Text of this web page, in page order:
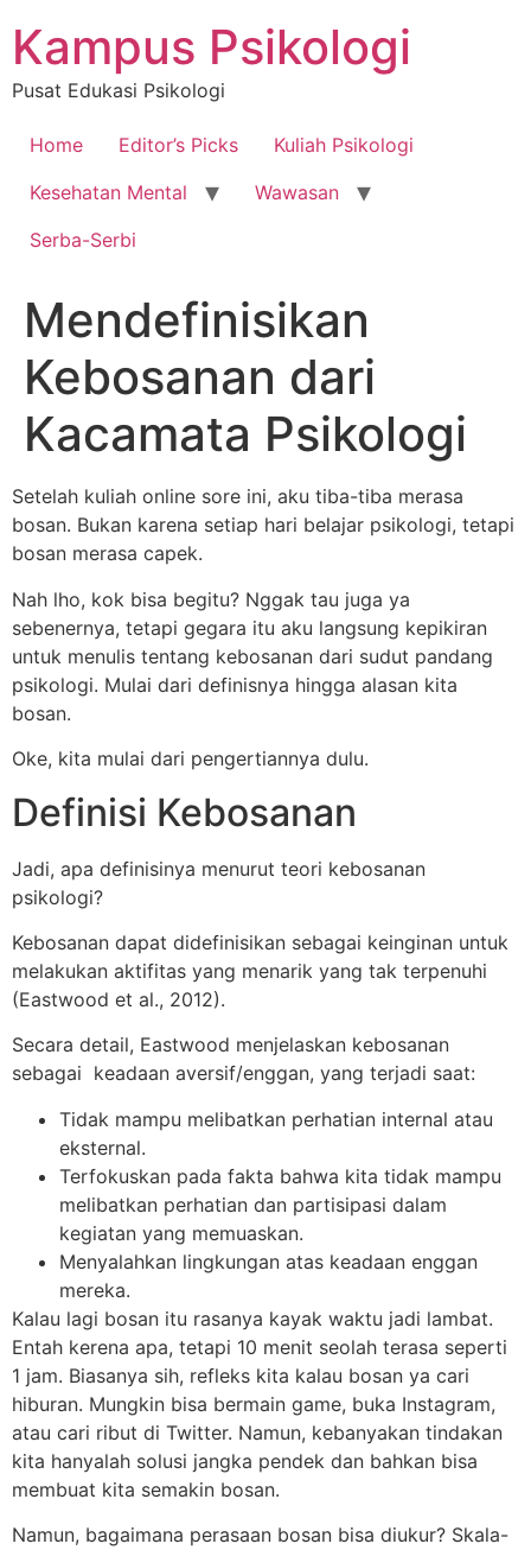
content
Kampus Psikologi
Pusat Edukasi Psikologi
Home Editor’s Picks
Kuliah Psikologi
Kesehatan Mental
Wawasan
Serba-Serbi
Mendefinisikan
Kebosanan dari
Kacamata Psikologi
Setelah kuliah online sore ini, aku tiba-tiba merasa
bosan. Bukan karena setiap hari belajar psikologi, tetapi
bosan merasa capek.
Nah lho, kok bisa begitu? Nggak tau juga ya
sebenernya, tetapi gegara itu aku langsung kepikiran
untuk menulis tentang kebosanan dari sudut pandang
psikologi. Mulai dari definisnya hingga alasan kita
bosan.
Oke, kita mulai dari pengertiannya dulu.
Definisi Kebosanan
Jadi, apa definisinya menurut teori kebosanan
psikologi?
Kebosanan dapat didefinisikan sebagai keinginan untuk
melakukan aktifitas yang menarik yang tak terpenuhi
(Eastwood et al., 2012).
Secara detail, Eastwood menjelaskan kebosanan
sebagai keadaan aversif/enggan, yang terjadi saat:
Tidak mampu melibatkan perhatian internal atau
eksternal.
Terfokuskan pada fakta bahwa kita tidak mampu
melibatkan perhatian dan partisipasi dalam
kegiatan yang memuaskan.
Menyalahkan lingkungan atas keadaan enggan
mereka.
Kalau lagi bosan itu rasanya kayak waktu jadi lambat.
Entah kerena apa, tetapi 10 menit seolah terasa seperti
1 jam. Biasanya sih, refleks kita kalau bosan ya cari
hiburan. Mungkin bisa bermain game, buka Instagram,
atau cari ribut di Twitter. Namun, kebanyakan tindakan
kita hanyalah solusi jangka pendek dan bahkan bisa
membuat kita semakin bosan.
Namun, bagaimana perasaan bosan bisa diukur? Skala-